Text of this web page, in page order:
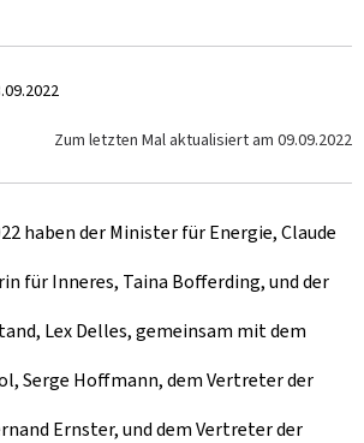
Zum letzten Mal aktualisiert am 09.09.2022
haben der Minister für Energie, Claude
für Inneres, Taina Bofferding, und der
Lex Delles, gemeinsam mit dem
Serge Hoffmann, dem Vertreter der
Ernster, und dem Vertreter der